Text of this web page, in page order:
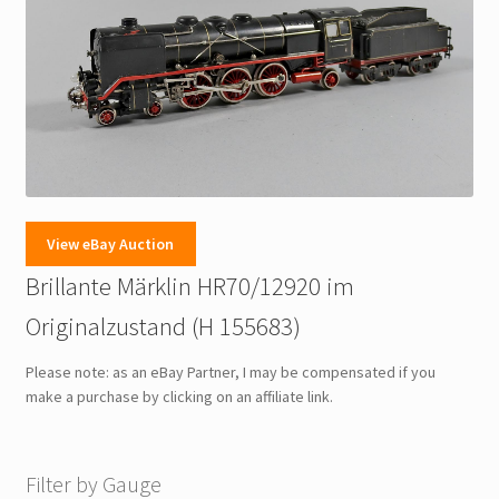
View eBay Auction
Brillante Märklin HR70/12920 im
Originalzustand (H 155683)
Please note: as an eBay Partner, I may be compensated if you
make a purchase by clicking on an affiliate link.
Filter by Gauge